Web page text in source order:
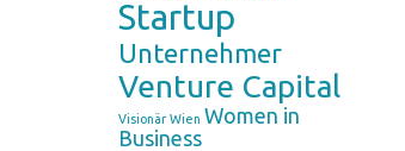
Startup
Unternehmer
Venture Capital
Visionär Wien Women in
Business